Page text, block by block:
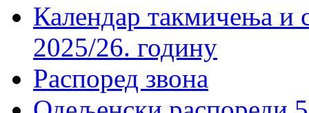
Календар такмичења
2025/26. годину
Распоред звона